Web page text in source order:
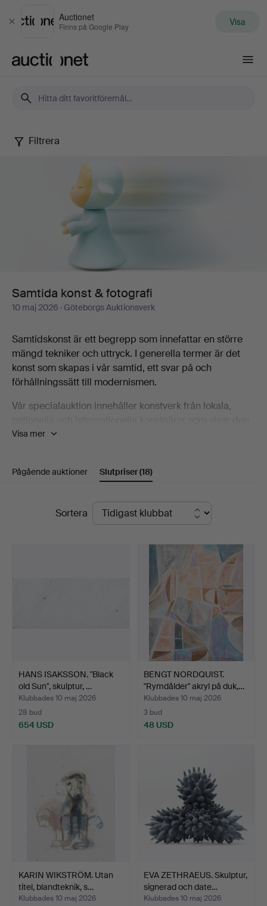
Stäng
Auctionet
Finns på Google Play Visa
Samtida
fotografi
Filtrera
Samtida konst & fotografi
10 maj 2026 · Göteborgs Auktionsverk
Samtidskonst är ett begrepp som innefattar en större
mängd tekniker och uttryck. I generella termer är det
konst som skapas i vår samtid, ett svar på och
förhållningssätt till modernismen.
Vår specialauktion innehåller konstverk från lokala,
bredd som samtidskonsten utgör, bland annat Karin
Labba.
Välkommen att ta del av katalogen och upptäcka några
av de konstnärer som är en del av den samtida
Visa mer
Pågående auktioner Slutpriser(18)
SlutpriserSortera
HANS ISAKSSON. "Black
old Sun", skulptur, …
Klubbades 10 maj 2026
28 bud
654 USD
BENGT NORDQUIST.
"Rymdålder" akryl på duk,…
Klubbades 10 maj 2026
3 bud
48 USD
KARIN WIKSTRÖM. Utan
titel, blandteknik, s…
Klubbades 10 maj 2026
EVA ZETHRAEUS. Skulptur,
signerad och date…
Klubbades 10 maj 2026